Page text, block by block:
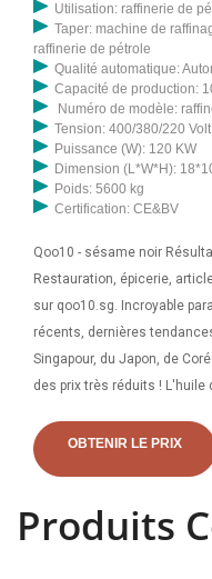
Utilisation: raffinerie de
Taper: machine de
raffinerie de pétrole
Qualité automatique:
Capacité de production:
Numéro de modèle:
Tension: 400/380/220 Volt
Puissance (W): 120 KW
Dimension (L*W*H):
Poids: 5600 kg
Certification: CE&BV
Qoo10 - sésame noir
Restauration, épicerie,
sur qoo10.sg. Incroyable
récents, dernières
Singapour, du Japon, de
des prix très réduits !
votre prochain sauté. Pour
graines de sésame entières
une presse à vis ou à
OBTENIR LE PRIX
Produits